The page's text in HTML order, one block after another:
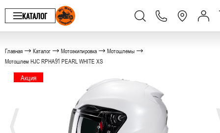
КАТАЛОГ
Главная Каталог Мотоэкипировка
Мотошлемы
Мотошлем HJC RPHA91 PEARL WHITE XS
Акция